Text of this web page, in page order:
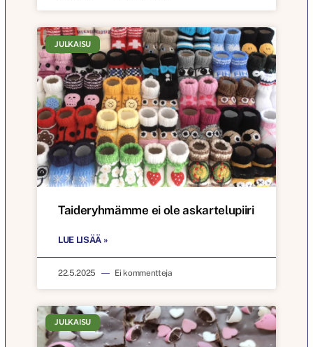
JULKAISU
Taideryhmämme ei ole askartelupiiri
LUE LISÄÄ »
22.5.2025 Ei kommentteja
JULKAISU